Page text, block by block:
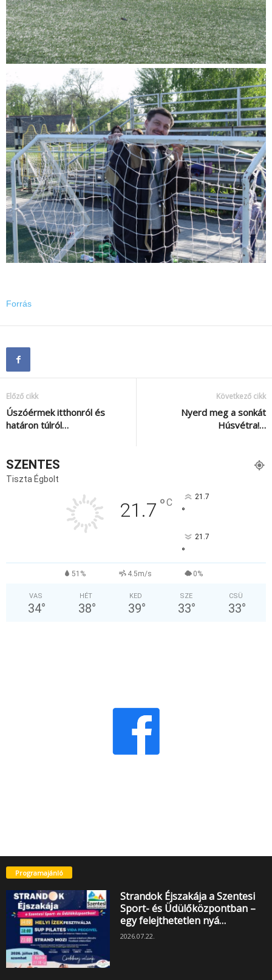
Forrás
Előző cikk
Úszóérmek itthonról és
határon túlról…
Következő cikk
Nyerd meg a sonkát
Húsvétra!…
SZENTES
Tiszta Égbolt
21.7 °C 21.7
°
21.7
°
51% 4.5m/s 0%
VAS
34°
HÉT
38°
KED
39°
SZE
33°
CSÜ
33°
Programajánló
Strandok Éjszakája a Szentesi
Sport- és Üdülőközpontban –
egy felejthetetlen nyá…
2026.07.22.